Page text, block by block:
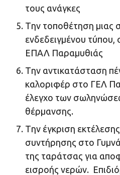
τους ανάγκες
Tην τοποθέτηση μιας
ενδεδειγμένου
ΕΠΑΛ Παραμυθιάς
Tην αντικατάσταση
καλοριφέρ στο ΓΕΛ
έλεγχο των
θέρμανσης.
Tην έγκριση
συντήρησης στο
της ταράτσας για
εισροής νερών.